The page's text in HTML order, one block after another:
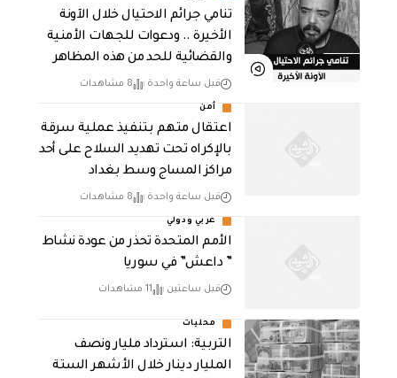
تنامي جرائم الاحتيال خلال الآونة
الأخيرة .. ودعوات للجهات الأمنية
والقضائية للحد من هذه المظاهر
قبل ساعة واحدة 8 مشاهدات
أمن
اعتقال متهم بتنفيذ عملية سرقة
بالإكراه تحت تهديد السلاح على أحد
مراكز المساج وسط بغداد
قبل ساعة واحدة 8 مشاهدات
عربي ودولي
الأمم المتحدة تحذر من عودة نشاط
” داعش” في سوريا
قبل ساعتين 11 مشاهدات
محليات
التربية: استرداد مليار ونصف
المليار دينار خلال الأشهر الستة